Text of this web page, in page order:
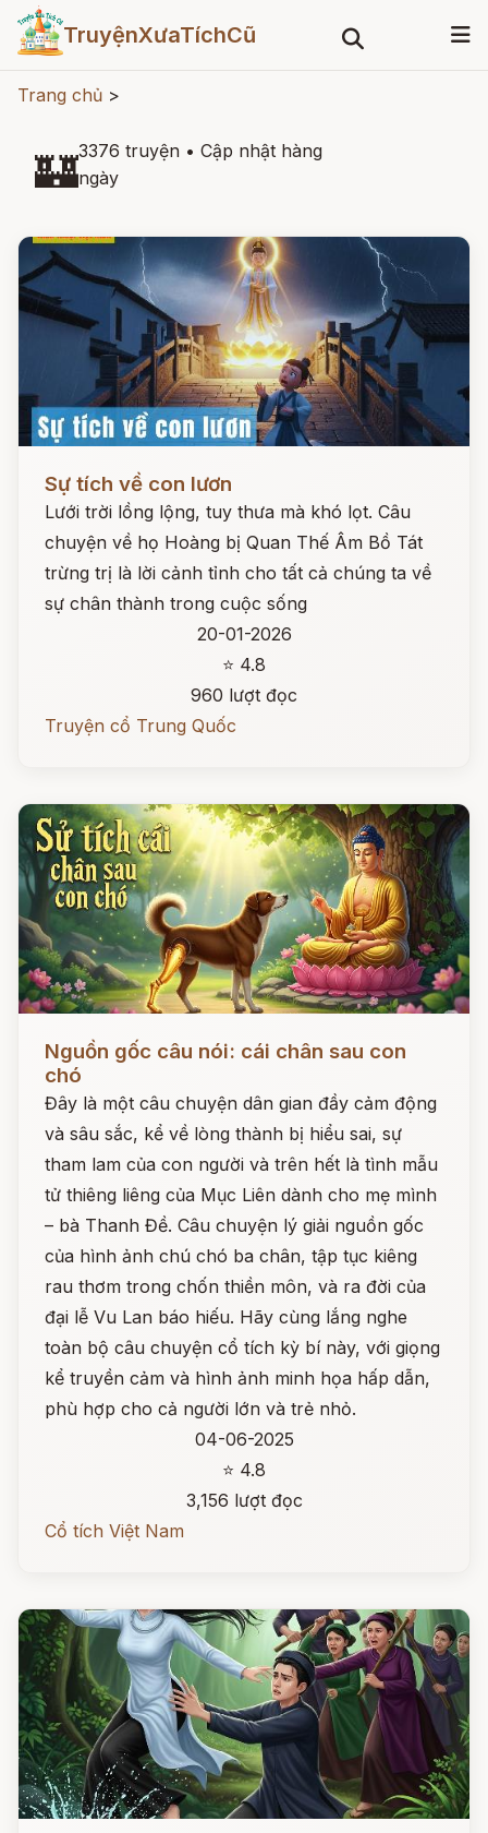
TruyệnXưaTíchCũ
Trang chủ >
🏰3376 truyện • Cập nhật hàng
ngày
Sự tích về con lươn
Lưới trời lồng lộng, tuy thưa mà khó lọt. Câu
chuyện về họ Hoàng bị Quan Thế Âm Bồ Tát
trừng trị là lời cảnh tỉnh cho tất cả chúng ta về
sự chân thành trong cuộc sống
20-01-2026
⭐ 4.8
960 lượt đọc
Truyện cổ Trung Quốc
Đọc ngay
Nguồn gốc câu nói: cái chân sau con
chó
Đây là một câu chuyện dân gian đầy cảm động
và sâu sắc, kể về lòng thành bị hiểu sai, sự
tham lam của con người và trên hết là tình mẫu
tử thiêng liêng của Mục Liên dành cho mẹ mình
– bà Thanh Đề. Câu chuyện lý giải nguồn gốc
của hình ảnh chú chó ba chân, tập tục kiêng
rau thơm trong chốn thiền môn, và ra đời của
đại lễ Vu Lan báo hiếu. Hãy cùng lắng nghe
toàn bộ câu chuyện cổ tích kỳ bí này, với giọng
kể truyền cảm và hình ảnh minh họa hấp dẫn,
phù hợp cho cả người lớn và trẻ nhỏ.
04-06-2025
⭐ 4.8
3,156 lượt đọc
Cổ tích Việt Nam